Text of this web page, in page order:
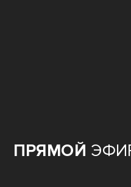
ПРЯМОЙ